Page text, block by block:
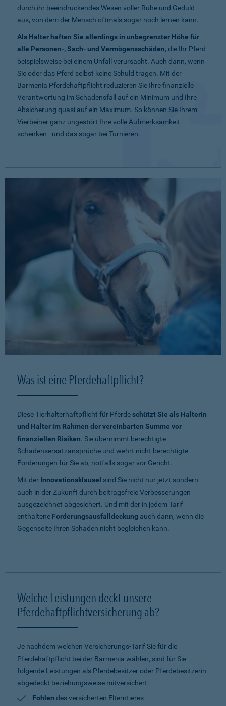
durch ihr beeindruckendes Wesen voller Ruhe und Geduld
aus, von dem der Mensch oftmals sogar noch lernen kann.
Als Halter haften Sie allerdings in unbegrenzter Höhe für
alle Personen-, Sach- und Vermögensschäden, die Ihr Pferd
beispielsweise bei einem Unfall verursacht. Auch dann, wenn
Sie oder das Pferd selbst keine Schuld tragen. Mit der
Barmenia Pferdehaftpflicht reduzieren Sie Ihre finanzielle
Verantwortung im Schadensfall auf ein Minimum und Ihre
Absicherung quasi auf ein Maximum. So können Sie Ihrem
Vierbeiner ganz ungestört Ihre volle Aufmerksamkeit
schenken - und das sogar bei Turnieren.
Was ist eine Pferdehaftpflicht?
Diese Tierhalterhaftpflicht für Pferdeschützt Sie als Halterin
und Halter im Rahmen der vereinbarten Summe vor
finanziellen Risiken. Sie übernimmt berechtigte
Schadensersatzansprüche und wehrt nicht berechtigte
Forderungen für Sie ab, notfalls sogar vor Gericht.
Mit der Innovationsklausel sind Sie nicht nur jetzt sondern
auch in der Zukunft durch beitragsfreie Verbesserungen
ausgezeichnet abgesichert. Und mit der in jedem Tarif
enthaltene Forderungsausfalldeckung auch dann, wenn die
Gegenseite Ihren Schaden nicht begleichen kann.
Welche Leistungen deckt unsere
Pferdehaftpflichtversicherung ab?
Je nachdem welchen Versicherungs-Tarif Sie für die
Pferdehaftpflicht bei der Barmenia wählen, sind für Sie
folgende Leistungen als Pferdebesitzer oder Pferdebesitzerin
abgedeckt beziehungsweise mitversichert:
Fohlen des versicherten Elterntieres